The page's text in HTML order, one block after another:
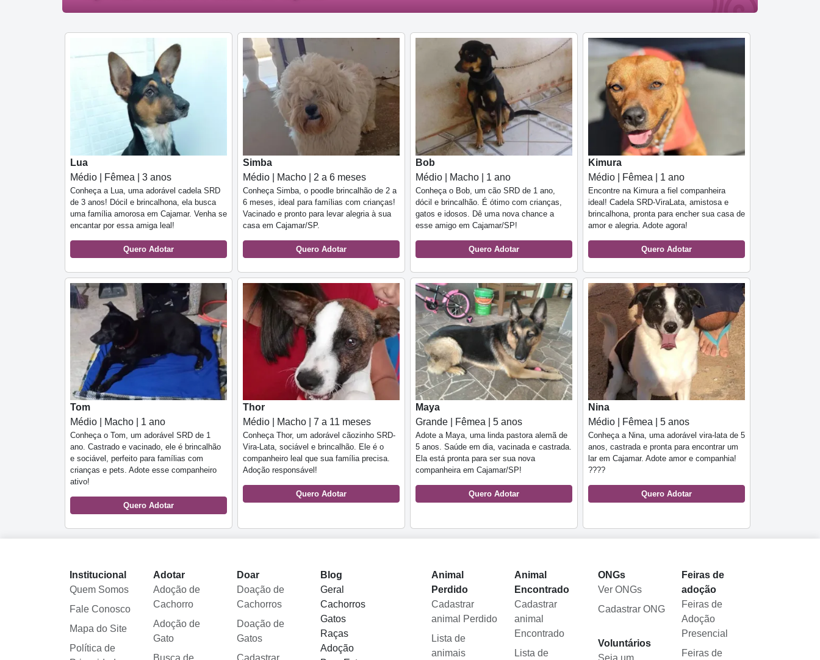
Lua
Médio | Fêmea | 3 anos
Conheça a Lua, uma adorável cadela SRD
de 3 anos! Dócil e brincalhona, ela busca
uma família amorosa em Cajamar. Venha se
encantar por essa amiga leal!
Quero Adotar
Simba
Médio | Macho | 2 a 6 meses
Conheça Simba, o poodle brincalhão de 2 a
6 meses, ideal para famílias com crianças!
Vacinado e pronto para levar alegria à sua
casa em Cajamar/SP.
Quero Adotar
Bob
Médio | Macho | 1 ano
Conheça o Bob, um cão SRD de 1 ano,
dócil e brincalhão. É ótimo com crianças,
gatos e idosos. Dê uma nova chance a
esse amigo em Cajamar/SP!
Quero Adotar
Kimura
Médio | Fêmea | 1 ano
Encontre na Kimura a fiel companheira
ideal! Cadela SRD-ViraLata, amistosa e
brincalhona, pronta para encher sua casa de
amor e alegria. Adote agora!
Quero Adotar
Tom
Médio | Macho | 1 ano
Conheça o Tom, um adorável SRD de 1
ano. Castrado e vacinado, ele é brincalhão
e sociável, perfeito para famílias com
crianças e pets. Adote esse companheiro
ativo!
Quero Adotar
Thor
Médio | Macho | 7 a 11 meses
Conheça Thor, um adorável cãozinho SRD-
Vira-Lata, sociável e brincalhão. Ele é o
companheiro leal que sua família precisa.
Adoção responsável!
Quero Adotar
Maya
Grande | Fêmea | 5 anos
Adote a Maya, uma linda pastora alemã de
5 anos. Saúde em dia, vacinada e castrada.
Ela está pronta para ser sua nova
companheira em Cajamar/SP!
Quero Adotar
Nina
Médio | Fêmea | 5 anos
Conheça a Nina, uma adorável vira-lata de 5
anos, castrada e pronta para encontrar um
lar em Cajamar. Adote amor e companhia!
????
Quero Adotar
Institucional
Quem Somos
Fale Conosco
Mapa do Site
Política de
Adotar
Adoção de
Cachorro
Adoção de
Gato
Doar
Doação de
Cachorros
Doação de
Gatos
Blog
Geral
Cachorros
Gatos
Raças
Adoção
Animal
Perdido
Cadastrar
animal Perdido
Lista de
animais
Animal
Encontrado
Cadastrar
animal
Encontrado
Lista de
ONGs
Ver ONGs
Cadastrar ONG
Voluntários
Feiras de
adoção
Feiras de
Adoção
Presencial
Feiras de